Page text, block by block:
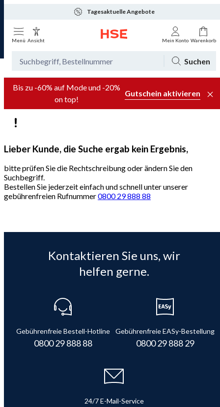
Tagesaktuelle Angebote
Menü Ansicht Mein Konto Warenkorb
Suchen
Bis zu -60% auf Mode und -20%
on top!
Gutschein aktivieren
Lieber Kunde, die Suche ergab kein Ergebnis,
bitte prüfen Sie die Rechtschreibung oder ändern Sie den
Suchbegriff.
Bestellen Sie jederzeit einfach und schnell unter unserer
gebührenfreien Rufnummer0800 29 888 88
Kontaktieren Sie uns, wir
helfen gerne.
Gebührenfreie Bestell-Hotline
0800 29 888 88
Gebührenfreie EASy-Bestellung
0800 29 888 29
24/7 E-Mail-Service